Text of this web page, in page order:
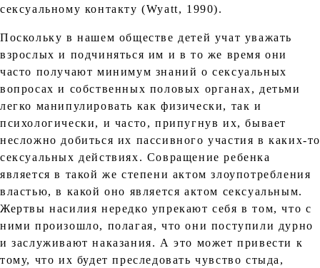
сексуальному контакту (Wyatt, 1990).
Поскольку в нашем обществе детей учат уважать
взрослых и подчиняться им и в то же время они
часто получают минимум знаний о сексуальных
вопросах и собственных половых органах, детьми
легко манипулировать как физически, так и
психологически, и часто, припугнув их, бывает
несложно добиться их пассивного участия в каких-
сексуальных действиях. Совращение ребенка
является в такой же степени актом злоупотребления
властью, в какой оно является актом сексуальным.
Жертвы насилия нередко упрекают себя в том, что с
ними произошло, полагая, что они поступили дурно
и заслуживают наказания. А это может привести к
тому, что их будет преследовать чувство стыда,